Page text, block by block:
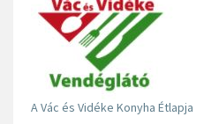
A Vác és Vidéke Konyha Étlapja